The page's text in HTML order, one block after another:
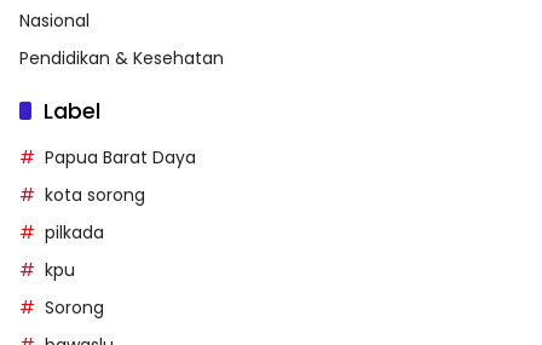
Nasional
Pendidikan & Kesehatan
Label
Papua Barat Daya
kota sorong
pilkada
kpu
Sorong